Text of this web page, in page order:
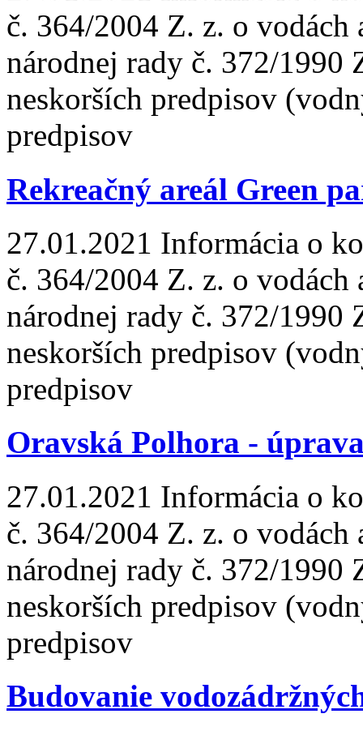
č. 364/2004 Z. z. o vodách
národnej rady č. 372/1990
neskorších predpisov
predpisov
Rekreačný areál Green
27.01.2021 Informácia o
č. 364/2004 Z. z. o vodách
národnej rady č. 372/1990
neskorších predpisov
predpisov
Oravská Polhora -
27.01.2021 Informácia o
č. 364/2004 Z. z. o vodách
národnej rady č. 372/1990
neskorších predpisov
predpisov
Budovanie